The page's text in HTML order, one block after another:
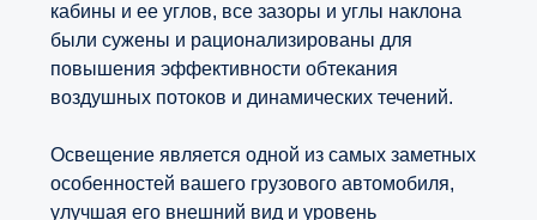
кабины и ее углов, все зазоры и углы наклона
были сужены и рационализированы для
повышения эффективности обтекания
воздушных потоков и динамических течений.
Освещение является одной из самых заметных
особенностей вашего грузового автомобиля,
улучшая его внешний вид и уровень